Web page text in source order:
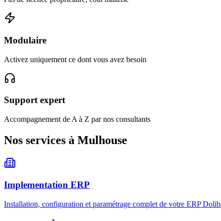
Modulaire
Activez uniquement ce dont vous avez besoin
Support expert
Accompagnement de A à Z par nos consultants
Nos services à Mulhouse
Implementation ERP
Installation, configuration et paramétrage complet de votre ERP